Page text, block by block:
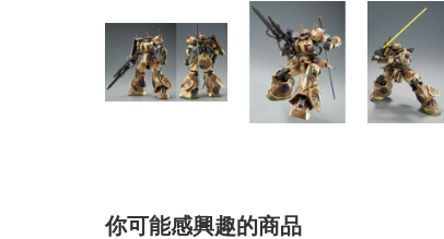
你可能感興趣的商品